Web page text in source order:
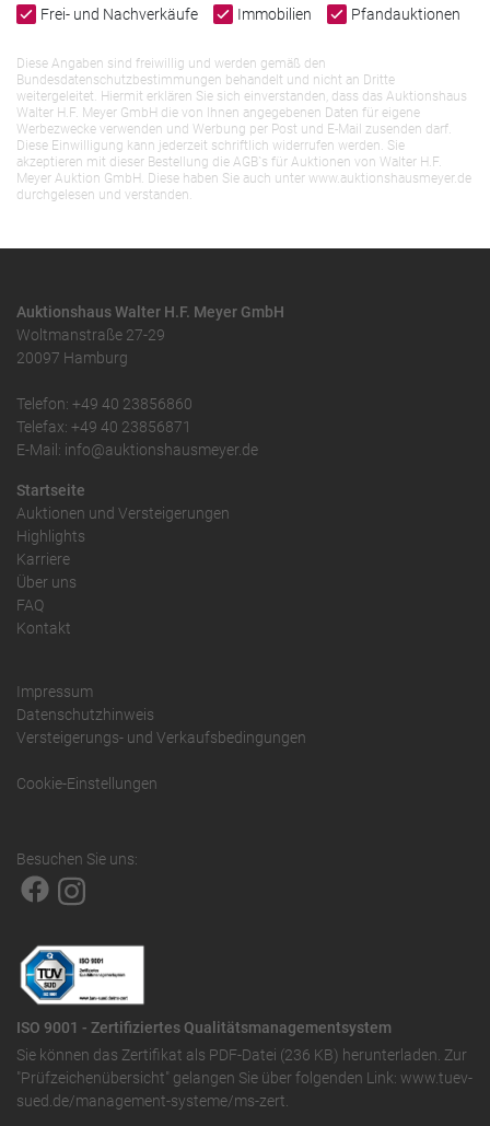
Frei- und Nachverkäufe
Immobilien Pfandauktionen
Diese Angaben sind freiwillig und werden gemäß den
Bundesdatenschutzbestimmungen behandelt und nicht an Dritte
weitergeleitet. Hiermit erklären Sie sich einverstanden, dass das Auktionshaus
Walter H.F. Meyer GmbH die von Ihnen angegebenen Daten für eigene
Werbezwecke verwenden und Werbung per Post und E-Mail zusenden darf.
Diese Einwilligung kann jederzeit schriftlich widerrufen werden. Sie
akzeptieren mit dieser Bestellung die AGB`s für Auktionen von Walter H.F.
Meyer Auktion GmbH. Diese haben Sie auch unter www.auktionshausmeyer.de
durchgelesen und verstanden.
Auktionshaus Walter H.F. Meyer GmbH
Woltmanstraße 27-29
20097 Hamburg
Telefon: +49 40 23856860
Telefax: +49 40 23856871
E-Mail: info@auktionshausmeyer.de
Startseite
Auktionen und Versteigerungen
Highlights
Karriere
Über uns
FAQ
Kontakt
Impressum
Datenschutzhinweis
Versteigerungs- und Verkaufsbedingungen
Cookie-Einstellungen
Besuchen Sie uns:
ISO 9001 - Zertifiziertes Qualitätsmanagementsystem
Sie können das Zertifikat als PDF-Datei (236 KB) herunterladen. Zur
"Prüfzeichenübersicht" gelangen Sie über folgenden Link: www.tuev-
sued.de/management-systeme/ms-zert